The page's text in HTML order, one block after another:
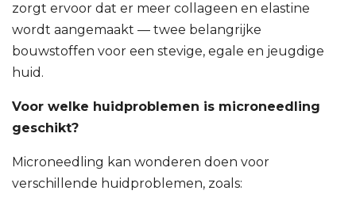
zorgt ervoor dat er meer collageen en elastine
wordt aangemaakt — twee belangrijke
bouwstoffen voor een stevige, egale en jeugdige
huid.
Voor welke huidproblemen is microneedling
geschikt?
Microneedling kan wonderen doen voor
verschillende huidproblemen, zoals: